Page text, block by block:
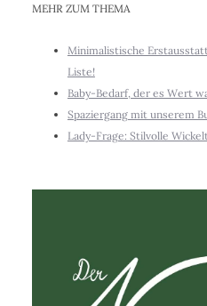
MEHR ZUM THEMA
Minimalistische
Liste!
Baby-Bedarf, der es Wert
Spaziergang mit unserem
Lady-Frage: Stilvolle